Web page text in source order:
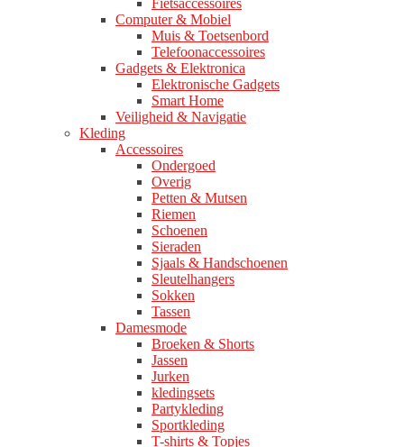
Computer & Mobiel
Muis & Toetsenbord
Telefoonaccessoires
Gadgets & Elektronica
Elektronische Gadgets
Smart Home
Veiligheid & Navigatie
Kleding
Accessoires
Ondergoed
Overig
Petten & Mutsen
Riemen
Schoenen
Sieraden
Sjaals & Handschoenen
Sleutelhangers
Sokken
Tassen
Damesmode
Broeken & Shorts
Jassen
Jurken
kledingsets
Partykleding
Sportkleding
T-shirts & Topjes